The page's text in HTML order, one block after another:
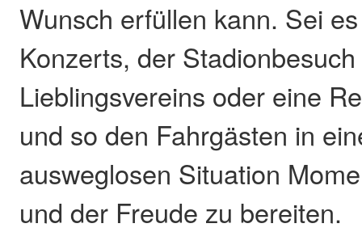
Wunsch erfüllen kann. Sei
Konzerts, der
Lieblingsvereins oder eine
und so den Fahrgästen in
ausweglosen Situation
und der Freude zu bereiten.